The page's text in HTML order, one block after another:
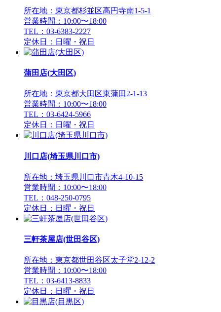
所在地：東京都杉並区高円寺南1-5-1
営業時間：10:00〜18:00
TEL：03-6383-2227
定休日：日曜・祝日
蒲田店(大田区)
所在地：東京都大田区東蒲田2-1-13
営業時間：10:00〜18:00
TEL：03-6424-5966
定休日：日曜・祝日
川口店(埼玉県川口市)
所在地：埼玉県川口市青木4-10-15
営業時間：10:00〜18:00
TEL：048-250-0795
定休日：日曜・祝日
三軒茶屋店(世田谷区)
所在地：東京都世田谷区太子堂2-12-2
営業時間：10:00〜18:00
TEL：03-6413-8833
定休日：日曜・祝日